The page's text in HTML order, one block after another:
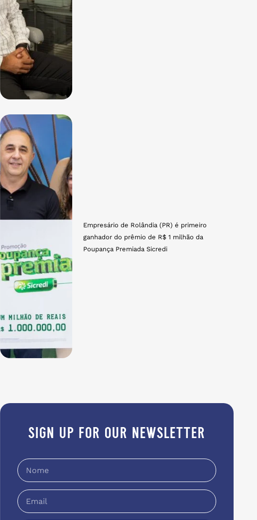
Empresário de Rolândia (PR) é primeiro
ganhador do prêmio de R$ 1 milhão da
Poupança Premiada Sicredi
sign up for our newsletter